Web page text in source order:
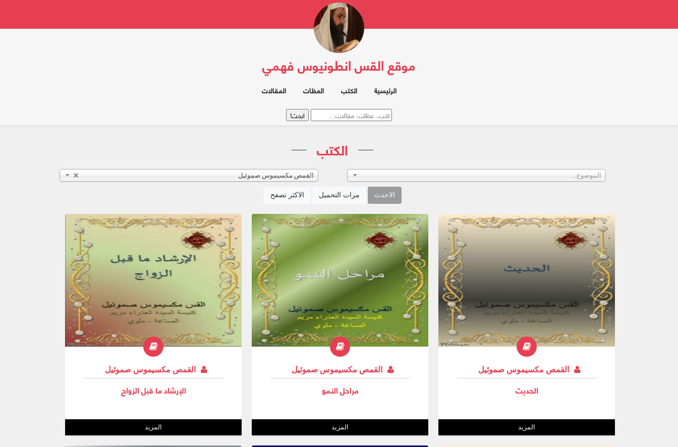
موقع القس انطونيوس فهمي
الرئيسية الكتب العظات المقالات
الكتب
القمص مكسيموس صموئيل الموضوع...
الاحدث مرات التحميل الاكثر تصفح
القمص مكسيموس صموئيل
الحديث
المزيد
القمص مكسيموس صموئيل
مراحل النمو
المزيد
القمص مكسيموس صموئيل
الإرشاد ما قبل الزواج
المزيد